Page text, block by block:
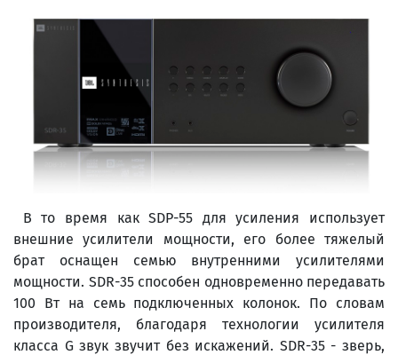
В то время как SDP-55 для усиления использует
внешние усилители мощности, его более тяжелый
брат оснащен семью внутренними усилителями
мощности. SDR-35 способен одновременно передавать
100 Вт на семь подключенных колонок. По словам
производителя, благодаря технологии усилителя
класса G звук звучит без искажений. SDR-35 - зверь,